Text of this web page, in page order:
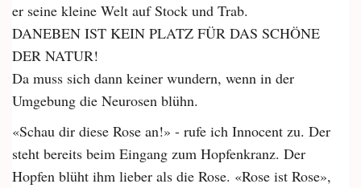
er seine kleine Welt auf Stock und Trab.
DANEBEN IST KEIN PLATZ FÜR DAS SCHÖNE
DER NATUR!
Da muss sich dann keiner wundern, wenn in der
Umgebung die Neurosen blühn.
«Schau dir diese Rose an!» - rufe ich Innocent zu. Der
steht bereits beim Eingang zum Hopfenkranz. Der
Hopfen blüht ihm lieber als die Rose. «Rose ist Rose»,